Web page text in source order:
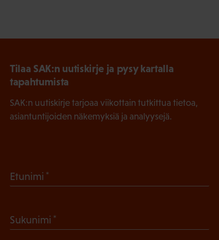
Tilaa SAK:n uutiskirje ja pysy kartalla
tapahtumista
SAK:n uutiskirje tarjoaa viikottain tutkittua tietoa,
asiantuntijoiden näkemyksiä ja analyysejä.
Etunimi
Sukunimi